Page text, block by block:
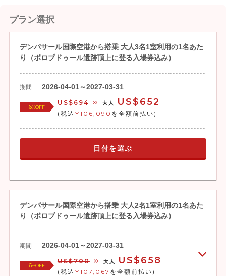
プラン選択
デンパサール国際空港から搭乗 大人3名1室利用の1名あた
り（ボロブドゥール遺跡頂上に登る入場券込み）
期間 2026-04-01～2027-03-31
6%OFF
US$694 大人 US$652
(税込 ¥106,090 を全額前払い)
日付を選ぶ
デンパサール国際空港から搭乗 大人2名1室利用の1名あた
り（ボロブドゥール遺跡頂上に登る入場券込み）
期間 2026-04-01～2027-03-31
6%OFF
US$700 大人 US$658
(税込 ¥107,067 を全額前払い)